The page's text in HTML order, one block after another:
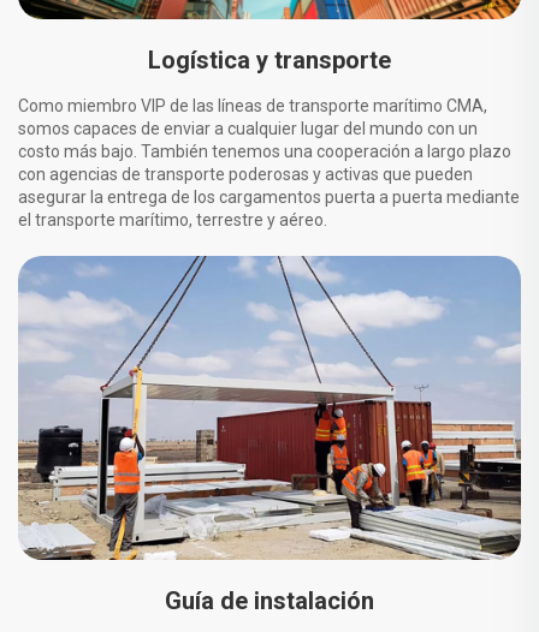
Logística y transporte
Como miembro VIP de las líneas de transporte marítimo CMA,
somos capaces de enviar a cualquier lugar del mundo con un
costo más bajo. También tenemos una cooperación a largo plazo
con agencias de transporte poderosas y activas que pueden
asegurar la entrega de los cargamentos puerta a puerta mediante
el transporte marítimo, terrestre y aéreo.
Guía de instalación